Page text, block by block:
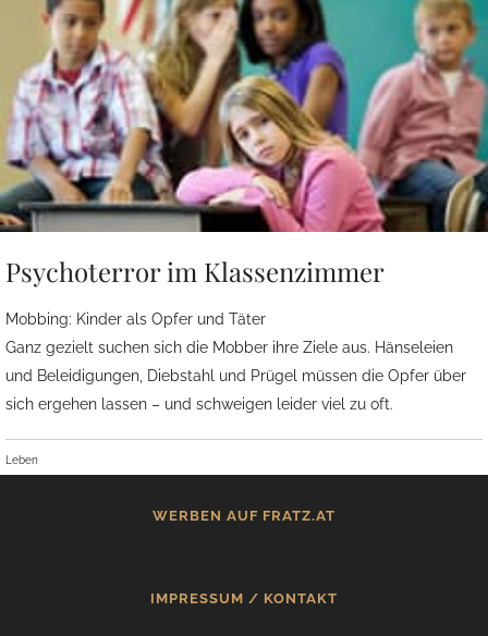
Psychoterror im Klassenzimmer
Mobbing: Kinder als Opfer und Täter
Ganz gezielt suchen sich die Mobber ihre Ziele aus. Hänseleien
und Beleidigungen, Diebstahl und Prügel müssen die Opfer über
sich ergehen lassen – und schweigen leider viel zu oft.
Leben
WERBEN AUF FRATZ.AT
IMPRESSUM / KONTAKT